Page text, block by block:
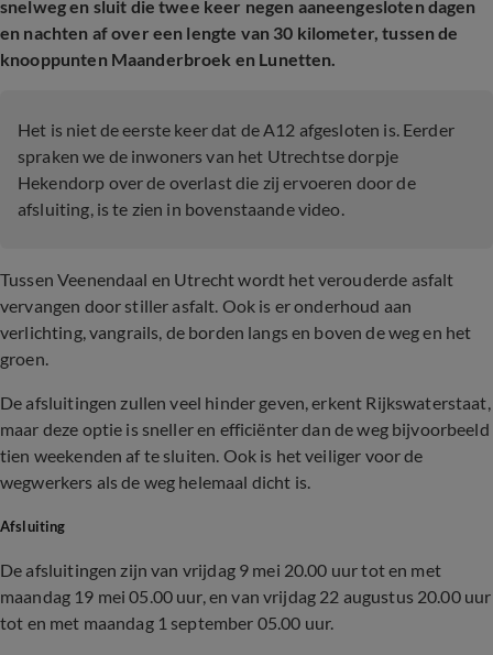
snelweg en sluit die twee keer negen aaneengesloten dagen
en nachten af over een lengte van 30 kilometer, tussen de
knooppunten Maanderbroek en Lunetten.
Het is niet de eerste keer dat de A12 afgesloten is. Eerder
spraken we de inwoners van het Utrechtse dorpje
Hekendorp over de overlast die zij ervoeren door de
afsluiting, is te zien in bovenstaande video.
Tussen Veenendaal en Utrecht wordt het verouderde asfalt
vervangen door stiller asfalt. Ook is er onderhoud aan
verlichting, vangrails, de borden langs en boven de weg en het
groen.
De afsluitingen zullen veel hinder geven, erkent Rijkswaterstaat,
maar deze optie is sneller en efficiënter dan de weg bijvoorbeeld
tien weekenden af te sluiten. Ook is het veiliger voor de
wegwerkers als de weg helemaal dicht is.
Afsluiting
De afsluitingen zijn van vrijdag 9 mei 20.00 uur tot en met
maandag 19 mei 05.00 uur, en van vrijdag 22 augustus 20.00 uur
tot en met maandag 1 september 05.00 uur.